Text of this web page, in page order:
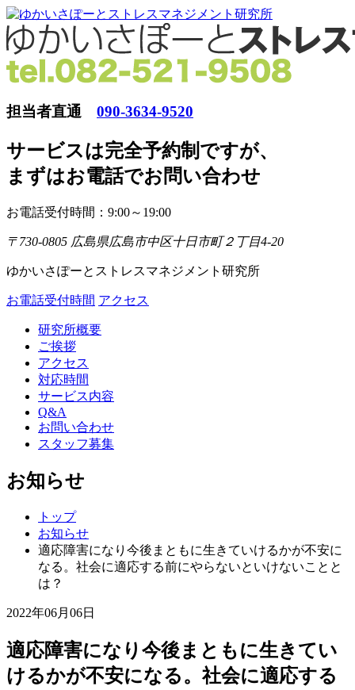
担当者直通 090-3634-9520
サービスは完全予約制ですが、
まずはお電話でお問い合わせ
お電話受付時間：9:00～19:00
〒730-0805 広島県広島市中区十日市町２丁目4-20
ゆかいさぽーとストレスマネジメント研究所
お電話受付時間 アクセス
研究所概要
ご挨拶
アクセス
対応時間
サービス内容
Q&A
お問い合わせ
スタッフ募集
お知らせ
トップ
お知らせ
適応障害になり今後まともに生きていけるかが不安に
なる。社会に適応する前にやらないといけないことと
は？
2022年06月06日
適応障害になり今後まともに生きてい
けるかが不安になる。社会に適応する